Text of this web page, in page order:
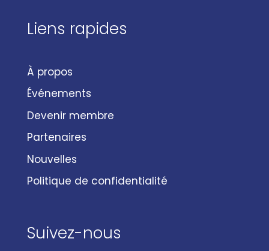
Liens rapides
À propos
Événements
Devenir membre
Partenaires
Nouvelles
Politique de confidentialité
Suivez-nous